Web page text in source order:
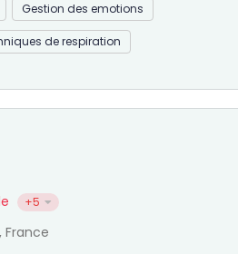
Gestion des emotions
de respiration
+5
France